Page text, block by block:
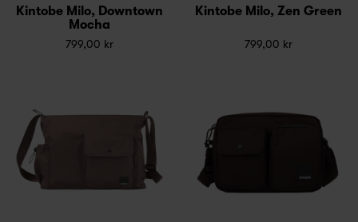
Kintobe Milo, Downtown
Mocha
799,00 kr
Kintobe Milo, Zen Green
799,00 kr